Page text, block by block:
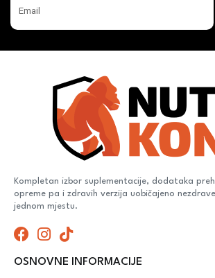
Kompletan izbor suplementacije, dodataka
opreme pa i zdravih verzija uobičajeno
jednom mjestu.
OSNOVNE INFORMACIJE